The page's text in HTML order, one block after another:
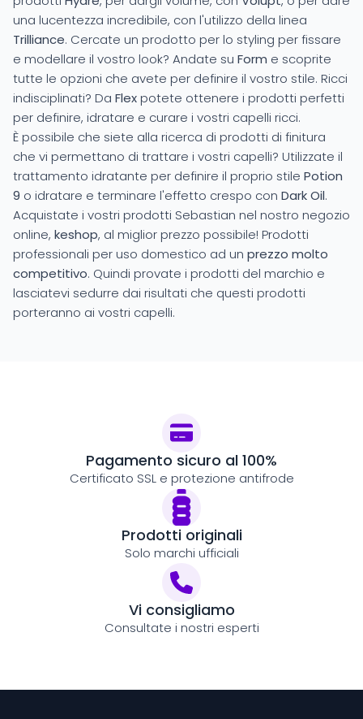
una lucentezza incredibile, con l'utilizzo della linea
Trilliance. Cercate un prodotto per lo styling per fissare
e modellare il vostro look? Andate su Form e scoprite
tutte le opzioni che avete per definire il vostro stile. Ricci
indisciplinati? Da Flexpotete ottenere i prodotti perfetti
per definire, idratare e curare i vostri capelli ricci.
È possibile che siete alla ricerca di prodotti di finitura
che vi permettano di trattare i vostri capelli? Utilizzate il
trattamento idratante per definire il proprio stile Potion
9 o idratare e terminare l'effetto crespo con Dark Oil.
Acquistate i vostri prodotti Sebastian nel nostro negozio
online, keshop, al miglior prezzo possibile! Prodotti
professionali per uso domestico ad un prezzo molto
competitivo. Quindi provate i prodotti del marchio e
lasciatevi sedurre dai risultati che questi prodotti
porteranno ai vostri capelli.
Pagamento sicuro al 100%
Certificato SSL e protezione antifrode
Prodotti originali
Solo marchi ufficiali
Vi consigliamo
Consultate i nostri esperti